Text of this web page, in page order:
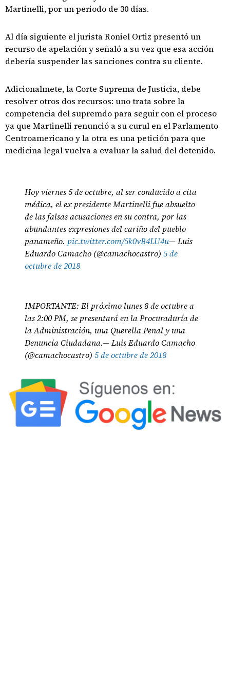
Martinelli, por un periodo de 30 días.
Al día siguiente el jurista Roniel Ortiz presentó un
recurso de apelación y señaló a su vez que esa acción
debería suspender las sanciones contra su cliente.
Adicionalmete, la Corte Suprema de Justicia, debe
resolver otros dos recursos: uno trata sobre la
competencia del supremdo para seguir con el proceso
ya que Martinelli renunció a su curul en el Parlamento
Centroamericano y la otra es una petición para que
medicina legal vuelva a evaluar la salud del detenido.
Hoy viernes 5 de octubre, al ser conducido a cita
médica, el ex presidente Martinelli fue absuelto
de las falsas acusaciones en su contra, por las
abundantes expresiones del cariño del pueblo
panameño. pic.twitter.com/5k0vB4LU4u— Luis
Eduardo Camacho (@camachocastro)5 de
octubre de 2018
IMPORTANTE: El próximo lunes 8 de octubre a
las 2:00 PM, se presentará en la Procuraduría de
la Administración, una Querella Penal y una
Denuncia Ciudadana.— Luis Eduardo Camacho
(@camachocastro)5 de octubre de 2018